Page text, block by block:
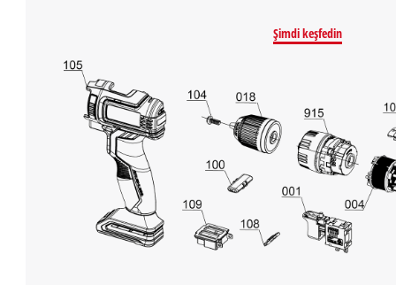
Şimdi keşfedin